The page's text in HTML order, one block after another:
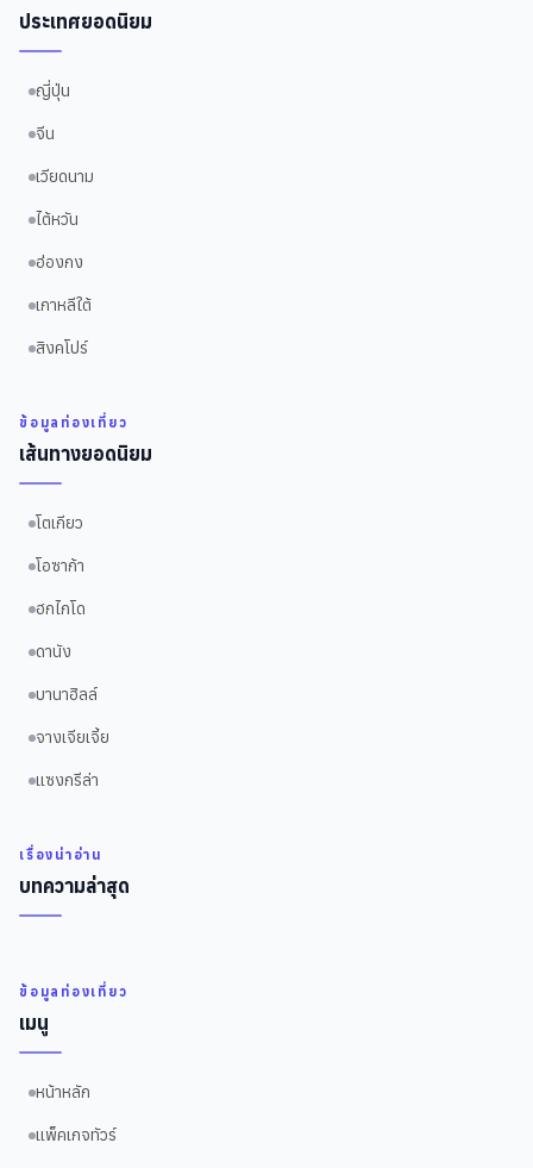
ประเทศยอดนิยม
ญี่ปุ่น
จีน
เวียดนาม
ไต้หวัน
ฮ่องกง
เกาหลีใต้
สิงคโปร์
ข้อมูลท่องเที่ยว
เส้นทางยอดนิยม
โตเกียว
โอซาก้า
ฮกไกโด
ดานัง
บานาฮิลล์
จางเจียเจี้ย
แซงกรีล่า
เรื่องน่าอ่าน
บทความล่าสุด
ข้อมูลท่องเที่ยว
เมนู
หน้าหลัก
แพ็คเกจทัวร์